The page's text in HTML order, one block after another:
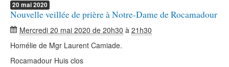
20 mai2020
Nouvelle veillée de prière à Notre-Dame de Rocamadour
Mercredi 20 mai 2020 de 20h30 à 21h30
Homélie de Mgr Laurent Camiade.
Rocamadour Huis clos